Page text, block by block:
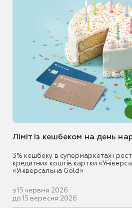
Ліміт із кешбеком на день
3% кешбеку в супермаркетах і
кредитних коштів картки
«Універсальна Gold»
з 15 червня 2026
до 15 вересня 2026